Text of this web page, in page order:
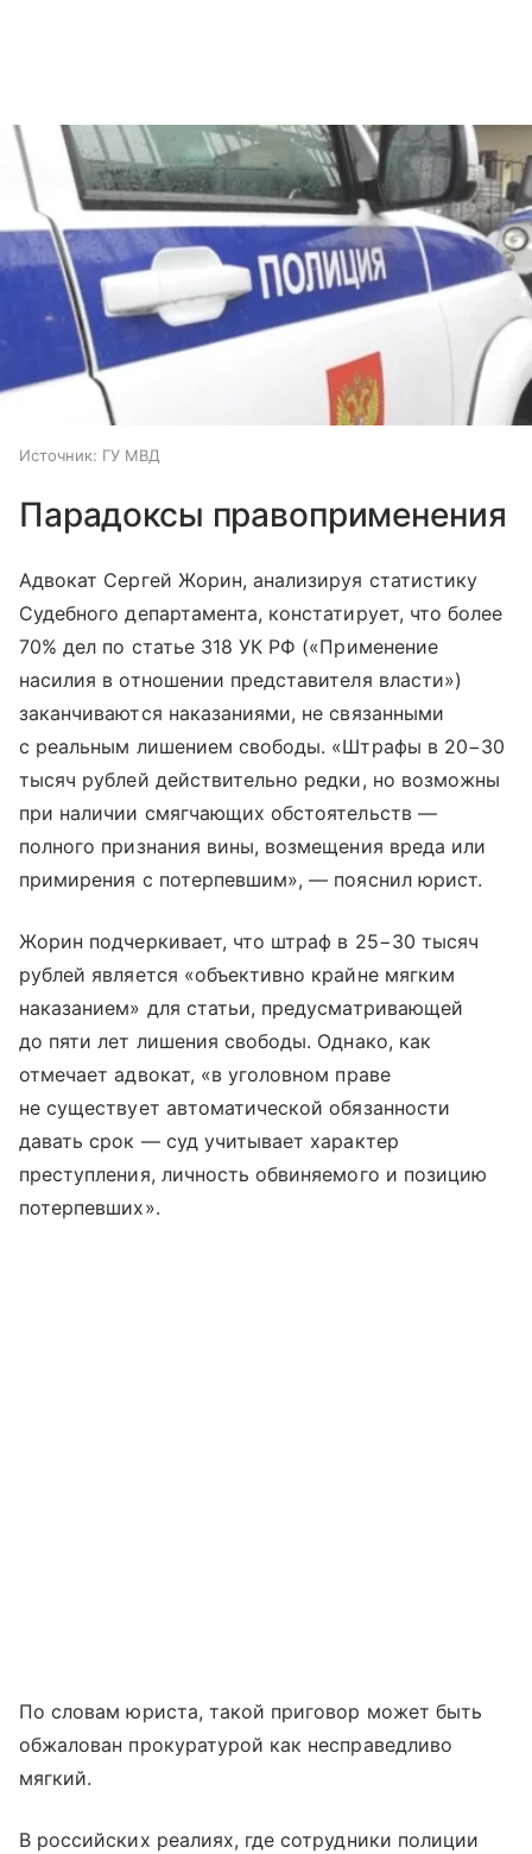
Источник: ГУ МВД
Парадоксы правоприменения
Адвокат Сергей Жорин, анализируя статистику
Судебного департамента, констатирует, что более
70% дел по статье 318 УК РФ («Применение
насилия в отношении представителя власти»)
заканчиваются наказаниями, не связанными
с реальным лишением свободы. «Штрафы в 20−30
тысяч рублей действительно редки, но возможны
при наличии смягчающих обстоятельств —
полного признания вины, возмещения вреда или
примирения с потерпевшим», — пояснил юрист.
Жорин подчеркивает, что штраф в 25−30 тысяч
рублей является «объективно крайне мягким
наказанием» для статьи, предусматривающей
до пяти лет лишения свободы. Однако, как
отмечает адвокат, «в уголовном праве
не существует автоматической обязанности
давать срок — суд учитывает характер
преступления, личность обвиняемого и позицию
потерпевших».
По словам юриста, такой приговор может быть
обжалован прокуратурой как несправедливо
мягкий.
В российских реалиях, где сотрудники полиции